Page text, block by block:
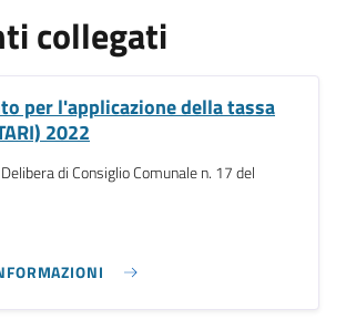
collegati
per l'applicazione della tassa
2022
di Consiglio Comunale n. 17 del